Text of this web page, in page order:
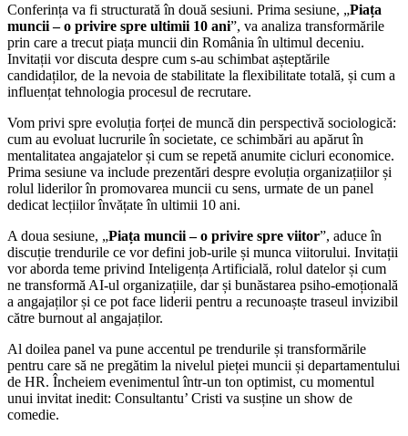
Conferința va fi structurată în două sesiuni. Prima sesiune, „Piața
muncii – o privire spre ultimii 10 ani”, va analiza transformările
prin care a trecut piața muncii din România în ultimul deceniu.
Invitații vor discuta despre cum s-au schimbat așteptările
candidaților, de la nevoia de stabilitate la flexibilitate totală, și cum a
influențat tehnologia procesul de recrutare.
Vom privi spre evoluția forței de muncă din perspectivă sociologică:
cum au evoluat lucrurile în societate, ce schimbări au apărut în
mentalitatea angajatelor și cum se repetă anumite cicluri economice.
Prima sesiune va include prezentări despre evoluția organizațiilor și
rolul liderilor în promovarea muncii cu sens, urmate de un panel
dedicat lecțiilor învățate în ultimii 10 ani.
A doua sesiune, „Piața muncii – o privire spre viitor”, aduce în
discuție trendurile ce vor defini job-urile și munca viitorului. Invitații
vor aborda teme privind Inteligența Artificială, rolul datelor și cum
ne transformă AI-ul organizațiile, dar și bunăstarea psiho-emoțională
a angajaților și ce pot face liderii pentru a recunoaște traseul invizibil
către burnout al angajaților.
Al doilea panel va pune accentul pe trendurile și transformările
pentru care să ne pregătim la nivelul pieței muncii și departamentului
de HR. Încheiem evenimentul într-un ton optimist, cu momentul
unui invitat inedit: Consultantu’ Cristi va susține un show de
comedie.